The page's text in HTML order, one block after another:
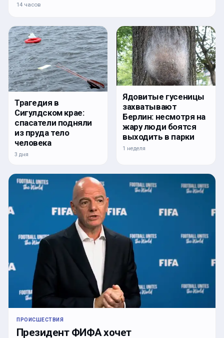
14 часов
Трагедия в
Сигулдском крае:
спасатели подняли
из пруда тело
человека
3 дня
Ядовитые гусеницы
захватывают
Берлин: несмотря на
жару люди боятся
выходить в парки
1 неделя
ПРОИСШЕСТВИЯ
Президент ФИФА хочет